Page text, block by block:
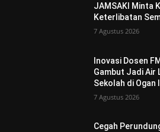
JAMSAKI Minta
Keterlibatan
7 Agustus 2026
Inovasi Dosen
Gambut Jadi Air
Sekolah di Ogan
7 Agustus 2026
Cegah